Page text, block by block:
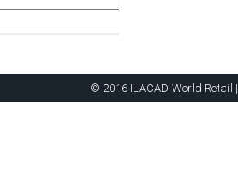
© 2016 ILACAD World Retail |